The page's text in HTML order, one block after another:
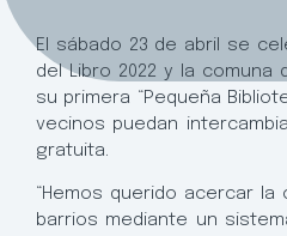
El sábado 23 de abril se
del Libro 2022 y la comuna
su primera “Pequeña
vecinos puedan
gratuita.
“Hemos querido acercar
barrios mediante un